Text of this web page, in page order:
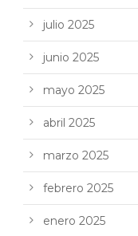
julio 2025
junio 2025
mayo 2025
abril 2025
marzo 2025
febrero 2025
enero 2025